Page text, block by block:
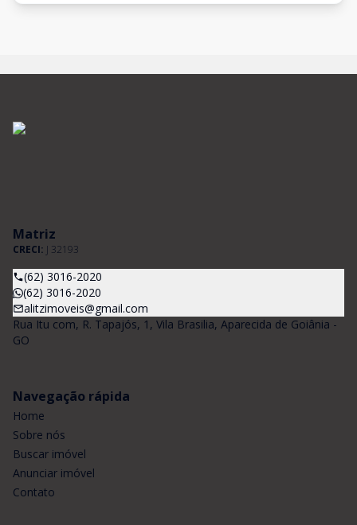
Matriz
CRECI: J 32193
(62) 3016-2020
(62) 3016-2020
alitzimoveis@gmail.com
Rua Itu com, R. Tapajós, 1, Vila Brasilia, Aparecida de Goiânia -
GO
Navegação rápida
Home
Sobre nós
Buscar imóvel
Anunciar imóvel
Contato